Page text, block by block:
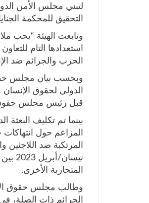
لتبني مجلس الأمن
التحقيق للمحكمة
وتابعت الهيئة “يجب
استعدادها التام
الحرب والجرائم ضد
وبحسب بيان مجلس
الدولي لحقوق
قبل رئيس مجلس حقوق
بينما تم تكليف البعثة
المزاعم حول انتهاكات
المتحاربة الأخرى.
وطالب مجلس حقوق
الجرائم ذات الصلة،